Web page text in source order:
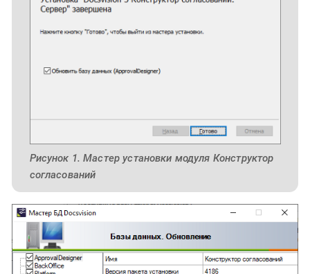
Рисунок 1. Мастер установки модуля Конструктор
согласований